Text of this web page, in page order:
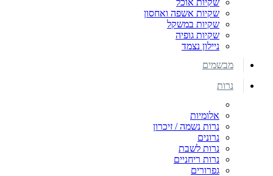
שקיות אוכל
שקיות אשפה ואחסון
שקיות במשקל
שקיות גופיה
ניילון נצמד
מבשמים
נרות
אלומיות
נרות נשמה / זיכרון
נרונים
נרות לשבת
נרות ריחניים
גפרורים